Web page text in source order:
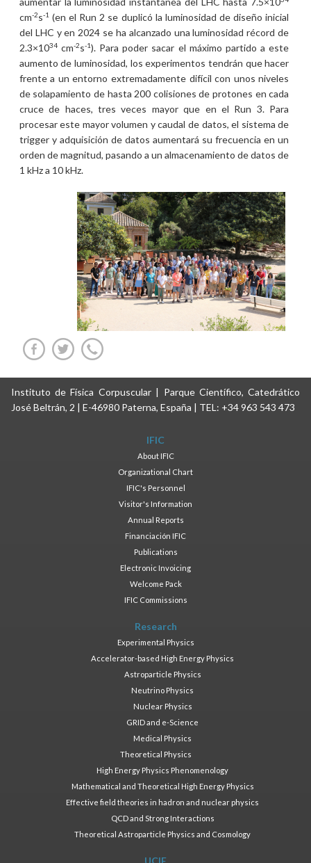
cm-2s-1(en el Run 2 se duplicó la luminosidad de diseño inicial
del LHC y en 2024 se ha alcanzado una luminosidad récord de
2.3×1034cm-2s-1). Para poder sacar el máximo partido a este
aumento de luminosidad, los experimentos tendrán que hacer
frente a un entorno extremadamente difícil con unos niveles
de solapamiento de hasta 200 colisiones de protones en cada
cruce de haces, tres veces mayor que en el Run 3. Para
procesar este mayor volumen y caudal de datos, el sistema de
trigger y adquisición de datos aumentará su frecuencia en un
orden de magnitud, pasando a un almacenamiento de datos de
1 kHz a 10 kHz.
Instituto de Física Corpuscular | Parque Científico, Catedrático
José Beltrán, 2 | E-46980 Paterna, España | TEL: +34 963 543 473
IFIC
About IFIC
Organizational Chart
IFIC's Personnel
Visitor's Information
Annual Reports
Financiación IFIC
Publications
Electronic Invoicing
Welcome Pack
IFIC Commissions
Research
Experimental Physics
Accelerator-based High Energy Physics
Astroparticle Physics
Neutrino Physics
Nuclear Physics
GRID and e-Science
Medical Physics
Theoretical Physics
High Energy Physics Phenomenology
Mathematical and Theoretical High Energy Physics
Effective field theories in hadron and nuclear physics
QCD and Strong Interactions
Theoretical Astroparticle Physics and Cosmology